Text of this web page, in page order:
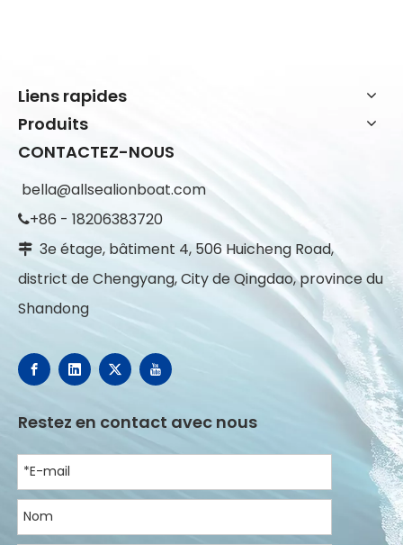
Liens rapides
Produits
CONTACTEZ-NOUS
bella@allsealionboat.com
+86 - 18206383720
 3e étage, bâtiment 4, 506 Huicheng Road,
district de Chengyang, City de Qingdao, province du
Shandong
Restez en contact avec nous